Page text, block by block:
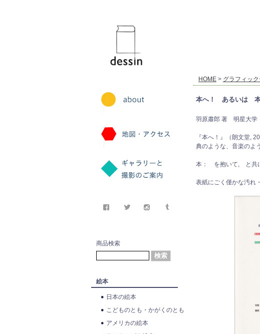
商品検索
絵本
日本の絵本
こどものとも・かがくのとも
アメリカの絵本
HOME > グラフィッ
本へ！ あるいは 本
羽原肅郎 著 明星大
『本へ！』（朗文堂,
典のような、音楽のよ
本： を抱いて, と共
表紙にごく僅かな汚れ